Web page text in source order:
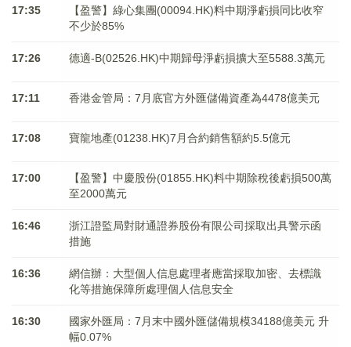
17:35
【盈警】綠心集團(00094.HK)料中期淨虧損同比收窄
不少於85%
17:26 德適-B(02526.HK)中期歸母淨虧損擴大至5588.3萬元
17:11 香港金管局：7月底官方外匯儲備資產為4478億美元
17:08 寶龍地產(01238.HK)7月合約銷售額約5.5億元
17:00
【盈警】中慶股份(01855.HK)料中期除稅後虧損500萬
至2000萬元
16:46
浙江證監局對財通證券股份有限公司採取出具警示函
措施
16:36
網信辦：大型個人信息處理者應當採取加密、去標識
化等措施保障所處理個人信息安全
16:30
國家外匯局：7月末中國外匯儲備規模34188億美元 升
幅0.07%